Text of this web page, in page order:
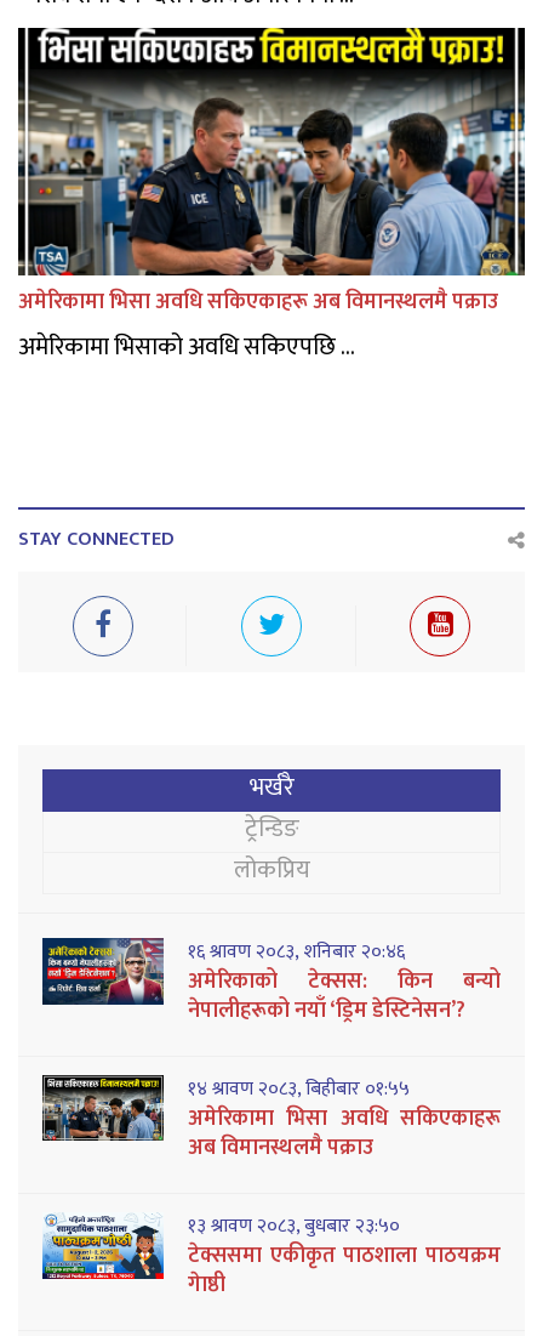
अमेरिकामा भिसा अवधि सकिएकाहरू अब विमानस्थलमै पक्राउ
अमेरिकामा भिसाको अवधि सकिएपछि ...
STAY CONNECTED
भर्खरै
ट्रेन्डिङ
लोकप्रिय
१६ श्रावण २०८३, शनिबार २०:४६
अमेरिकाको टेक्सस: किन बन्यो
नेपालीहरूको नयाँ ‘ड्रिम डेस्टिनेसन’?
१४ श्रावण २०८३, बिहीबार ०१:५५
अमेरिकामा भिसा अवधि सकिएकाहरू
अब विमानस्थलमै पक्राउ
१३ श्रावण २०८३, बुधबार २३:५०
टेक्ससमा एकीकृत पाठशाला पाठयक्रम
गेाष्ठी